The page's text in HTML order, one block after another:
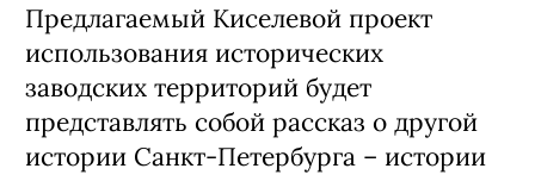
Предлагаемый Киселевой проект
использования исторических
заводских территорий будет
представлять собой рассказ о другой
истории Санкт-Петербурга – истории